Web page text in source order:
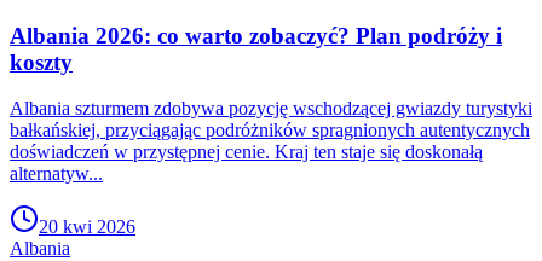
Albania 2026: co warto zobaczyć? Plan podróży i
koszty
Albania szturmem zdobywa pozycję wschodzącej gwiazdy turystyki
bałkańskiej, przyciągając podróżników spragnionych autentycznych
doświadczeń w przystępnej cenie. Kraj ten staje się doskonałą
alternatyw...
20 kwi 2026
Albania